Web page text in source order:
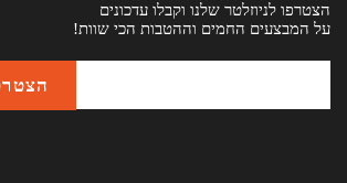
הצטרפו לניוזלטר שלנו וקבלו עדכונים
על המבצעים החמים וההטבות הכי שוות!